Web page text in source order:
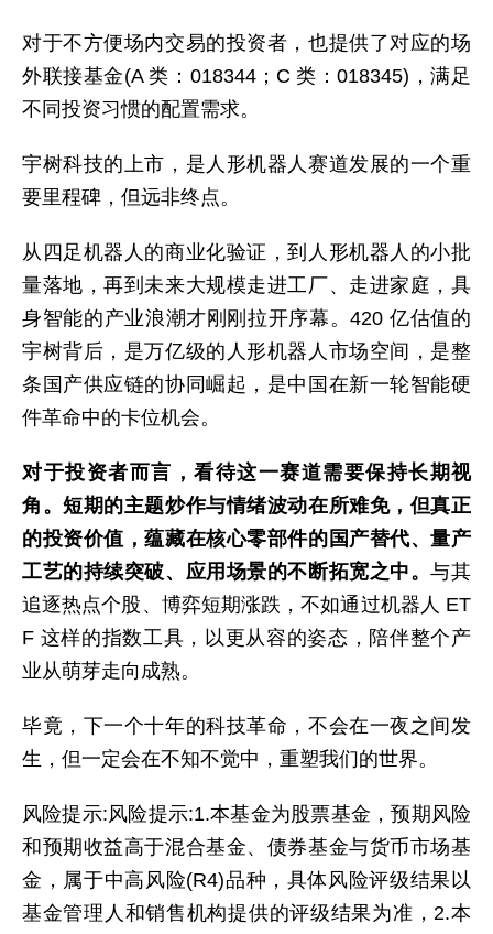
对于不方便场内交易的投资者，也提供了对应的场
外联接基金(A 类：018344；C 类：018345)，满足
不同投资习惯的配置需求。
宇树科技的上市，是人形机器人赛道发展的一个重
要里程碑，但远非终点。
从四足机器人的商业化验证，到人形机器人的小批
量落地，再到未来大规模走进工厂、走进家庭，具
身智能的产业浪潮才刚刚拉开序幕。420 亿估值的
宇树背后，是万亿级的人形机器人市场空间，是整
条国产供应链的协同崛起，是中国在新一轮智能硬
件革命中的卡位机会。
对于投资者而言，看待这一赛道需要保持长期视
角。短期的主题炒作与情绪波动在所难免，但真正
的投资价值，蕴藏在核心零部件的国产替代、量产
工艺的持续突破、应用场景的不断拓宽之中。与其
追逐热点个股、博弈短期涨跌，不如通过机器人 ET
F 这样的指数工具，以更从容的姿态，陪伴整个产
业从萌芽走向成熟。
毕竟，下一个十年的科技革命，不会在一夜之间发
生，但一定会在不知不觉中，重塑我们的世界。
风险提示:风险提示:1.本基金为股票基金，预期风险
和预期收益高于混合基金、债券基金与货币市场基
金，属于中高风险(R4)品种，具体风险评级结果以
基金管理人和销售机构提供的评级结果为准，2.本